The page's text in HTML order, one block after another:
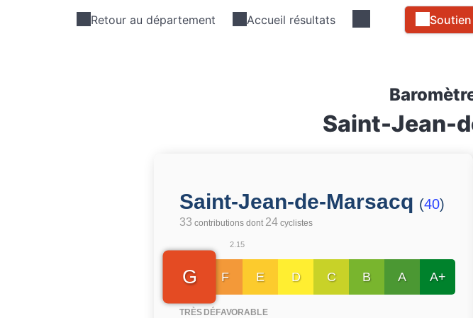
Retour au département Accueil résultats
Saint-Jean-
Saint-Jean-de-Marsacq (40)
33 contributions dont 24 cyclistes
2.15
G
TRÈS DÉFAVORABLE
F E D C B A A+